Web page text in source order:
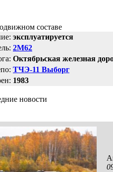
составе
эксплуатируется
2М62
Октябрьская железная
ТЧЭ-11 Выборг
1983
новости